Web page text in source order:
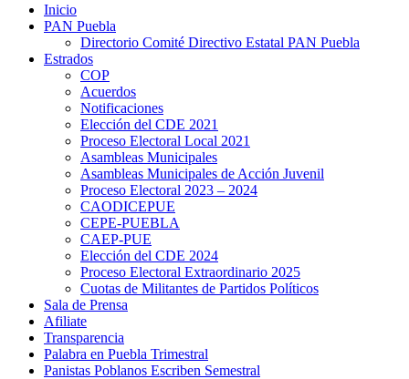
Inicio
PAN Puebla
Directorio Comité Directivo Estatal PAN Puebla
Estrados
COP
Acuerdos
Notificaciones
Elección del CDE 2021
Proceso Electoral Local 2021
Asambleas Municipales
Asambleas Municipales de Acción Juvenil
Proceso Electoral 2023 – 2024
CAODICEPUE
CEPE-PUEBLA
CAEP-PUE
Elección del CDE 2024
Proceso Electoral Extraordinario 2025
Cuotas de Militantes de Partidos Políticos
Sala de Prensa
Afiliate
Transparencia
Palabra en Puebla Trimestral
Panistas Poblanos Escriben Semestral